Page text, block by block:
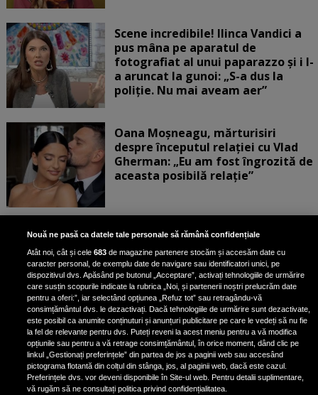
Scene incredibile! Ilinca Vandici a
pus mâna pe aparatul de
fotografiat al unui paparazzo și i l-
a aruncat la gunoi: „S-a dus la
poliție. Nu mai aveam aer”
Oana Moșneagu, mărturisiri
despre începutul relației cu Vlad
Gherman: „Eu am fost îngrozită de
aceasta posibilă relație”
Unde locuiesc Alberto Guță și
iubita lui, după ce au plecat din
casa Narcisei Balaban: „Noi
suntem într-o casă cu două-trei
etaje”
Oana Roman, achiziție după
achiziție. Suma exorbitantă pe
care a scos-o din buzunar pentru o
pereche de ochelari de soare și un
parfum
Nouă ne pasă ca datele tale personale să rămână confidențiale
Atât noi, cât și cele683 de magazine partenere stocăm și accesăm date cu
caracter personal, de exemplu date de navigare sau identificatori unici, pe
dispozitivul dvs. Apăsând pe butonul „Acceptare”, activați tehnologiile de urmărire
care susțin scopurile indicate la rubrica „Noi, și partenerii noștri prelucrăm date
pentru a oferi:”, iar selectând opțiunea „Refuz tot” sau retragându-vă
consimțământul dvs. le dezactivați. Dacă tehnologiile de urmărire sunt dezactivate,
este posibil ca anumite conținuturi și anunțuri publicitare pe care le vedeți să nu fie
la fel de relevante pentru dvs. Puteți reveni la acest meniu pentru a vă modifica
opțiunile sau pentru a vă retrage consimțământul, în orice moment, dând clic pe
linkul „Gestionați preferințele” din partea de jos a paginii web sau accesând
pictograma flotantă din colțul din stânga, jos, al paginii web, dacă este cazul.
Preferințele dvs. vor deveni disponibile în Site-ul web. Pentru detalii suplimentare,
vă rugăm să ne consultați politica privind confidențialitatea.